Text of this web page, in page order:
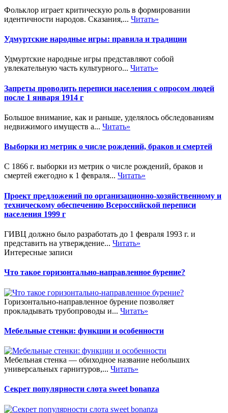
Фольклор играет критическую роль в формировании
идентичности народов. Сказания,... Читать»
Удмуртские народные игры: правила и традиции
Удмуртские народные игры представляют собой
увлекательную часть культурного... Читать»
Запреты проводить переписи населения с опросом людей
после 1 января 1914 г
Большое внимание, как и раньше, уделялось обследованиям
недвижимого имуществ а... Читать»
Выборки из метрик о числе рождений, браков и смертей
С 1866 г. выборки из метрик о числе рождений, браков и
смертей ежегодно к 1 февраля... Читать»
Проект предложений по организационно-хозяйственному и
техническому обеспечению Всероссийской переписи
населения 1999 г
ГИВЦ должно было разработать до 1 февраля 1993 г. и
представить на утверждение... Читать»
Интересные записи
Что такое горизонтально-направленное бурение?
Горизонтально-направленное бурение позволяет
прокладывать трубопроводы и... Читать»
Мебельные стенки: функции и особенности
Мебельная стенка — обиходное название небольших
универсальных гарнитуров,... Читать»
Секрет популярности слота sweet bonanza